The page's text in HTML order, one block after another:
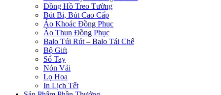
Đồng Hồ Treo Tường
Bút Bi, Bút Cao Cấp
Áo Khoác Đồng Phục
Áo Thun Đồng Phục
Balo Túi Rút – Balo Tái Chế
Bộ Gift
Sổ Tay
Nón Vải
Lọ Hoa
In Lịch Tết